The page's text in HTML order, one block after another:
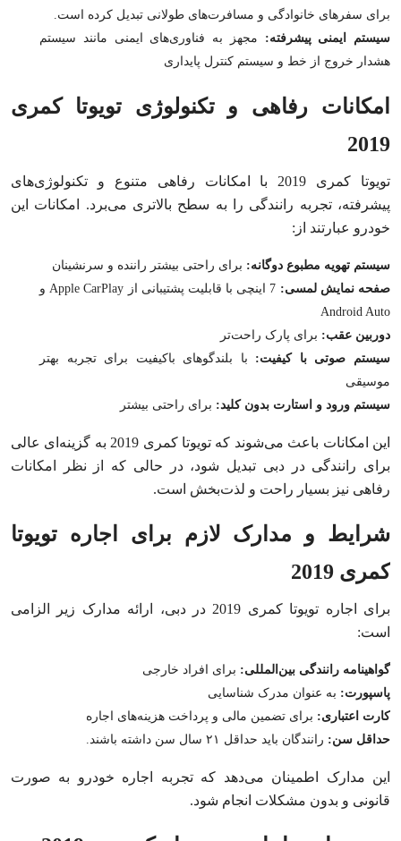
برای سفرهای خانوادگی و مسافرت‌های طولانی تبدیل کرده است.
سیستم ایمنی پیشرفته: مجهز به فناوری‌های ایمنی مانند سیستم
هشدار خروج از خط و سیستم کنترل پایداری
امکانات رفاهی و تکنولوژی تویوتا کمری
2019
تویوتا کمری 2019 با امکانات رفاهی متنوع و تکنولوژی‌های
پیشرفته، تجربه رانندگی را به سطح بالاتری می‌برد. امکانات این
خودرو عبارتند از:
سیستم تهویه مطبوع دوگانه: برای راحتی بیشتر راننده و سرنشینان
صفحه نمایش لمسی:
7 اینچی با قابلیت پشتیبانی از Apple CarPlay و
Android Auto
دوربین عقب: برای پارک راحت‌تر
سیستم صوتی با کیفیت: با بلندگوهای باکیفیت برای تجربه بهتر
موسیقی
سیستم ورود و استارت بدون کلید: برای راحتی بیشتر
این امکانات باعث می‌شوند که تویوتا کمری 2019 به گزینه‌ای عالی
برای رانندگی در دبی تبدیل شود، در حالی که از نظر امکانات
رفاهی نیز بسیار راحت و لذت‌بخش است.
شرایط و مدارک لازم برای اجاره تویوتا
کمری 2019
برای اجاره تویوتا کمری 2019 در دبی، ارائه مدارک زیر الزامی
است:
گواهینامه رانندگی بین‌المللی: برای افراد خارجی
پاسپورت: به عنوان مدرک شناسایی
کارت اعتباری: برای تضمین مالی و پرداخت هزینه‌های اجاره
حداقل سن: رانندگان باید حداقل ۲۱ سال سن داشته باشند.
این مدارک اطمینان می‌دهد که تجربه اجاره خودرو به صورت
قانونی و بدون مشکلات انجام شود.